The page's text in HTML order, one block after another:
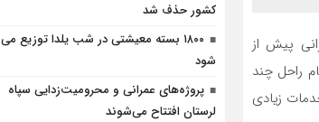
پیش از
راحل چند
سال‌ها خدمات زیادی
کشور حذف شد
۱۸۰۰ بسته معیشتی در شب یلدا توزیع می
شود
پروژه‌های عمرانی و محرومیت‌زدایی سپاه
لرستان افتتاح می‌شوند